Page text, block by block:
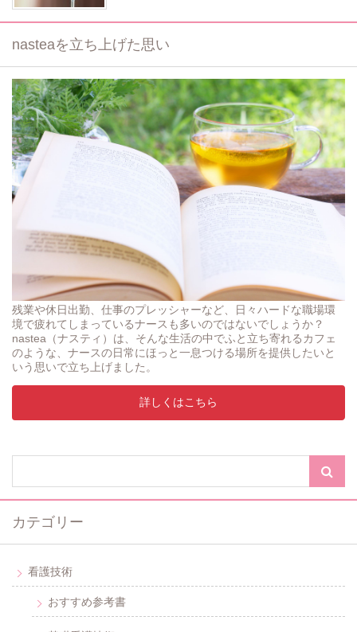
nasteaを立ち上げた思い
残業や休日出勤、仕事のプレッシャーなど、日々ハードな職場環
境で疲れてしまっているナースも多いのではないでしょうか？
nastea（ナスティ）は、そんな生活の中でふと立ち寄れるカフェ
のような、ナースの日常にほっと一息つける場所を提供したいと
いう思いで立ち上げました。
詳しくはこちら
カテゴリー
看護技術
おすすめ参考書